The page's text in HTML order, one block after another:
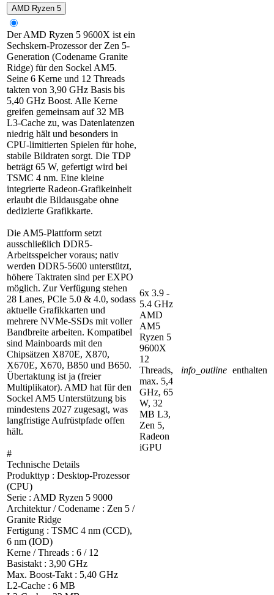
AMD Ryzen 5
Der AMD Ryzen 5 9600X ist ein
Sechskern-Prozessor der Zen 5-
Generation (Codename Granite
Ridge) für den Sockel AM5.
Seine 6 Kerne und 12 Threads
takten von 3,90 GHz Basis bis
5,40 GHz Boost. Alle Kerne
greifen gemeinsam auf 32 MB
L3-Cache zu, was Datenlatenzen
niedrig hält und besonders in
CPU-limitierten Spielen für hohe,
stabile Bildraten sorgt. Die TDP
beträgt 65 W, gefertigt wird bei
TSMC 4 nm. Eine kleine
integrierte Radeon-Grafikeinheit
erlaubt die Bildausgabe ohne
dedizierte Grafikkarte.
Die AM5-Plattform setzt
ausschließlich DDR5-
Arbeitsspeicher voraus; nativ
werden DDR5-5600 unterstützt,
höhere Taktraten sind per EXPO
möglich. Zur Verfügung stehen
28 Lanes, PCIe 5.0 & 4.0, sodass
aktuelle Grafikkarten und
mehrere NVMe-SSDs mit voller
Bandbreite arbeiten. Kompatibel
sind Mainboards mit den
Chipsätzen X870E, X870,
X670E, X670, B850 und B650.
Übertaktung ist ja (freier
Multiplikator). AMD hat für den
Sockel AM5 Unterstützung bis
mindestens 2027 zugesagt, was
langfristige Aufrüstpfade offen
hält.
#
Technische Details
Produkttyp : Desktop-Prozessor
(CPU)
Serie : AMD Ryzen 5 9000
Architektur / Codename : Zen 5 /
Granite Ridge
Fertigung : TSMC 4 nm (CCD),
6 nm (IOD)
Kerne / Threads : 6 / 12
Basistakt : 3,90 GHz
Max. Boost-Takt : 5,40 GHz
L2-Cache : 6 MB
6x 3.9 -
5.4 GHz
AMD
AM5
Ryzen 5
9600X
12
Threads,
max. 5,4
GHz, 65
W, 32
MB L3,
Zen 5,
Radeon
iGPU
info_outline enthalten